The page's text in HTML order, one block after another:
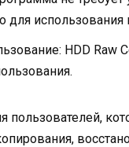
для
HDD Raw
пользователей,